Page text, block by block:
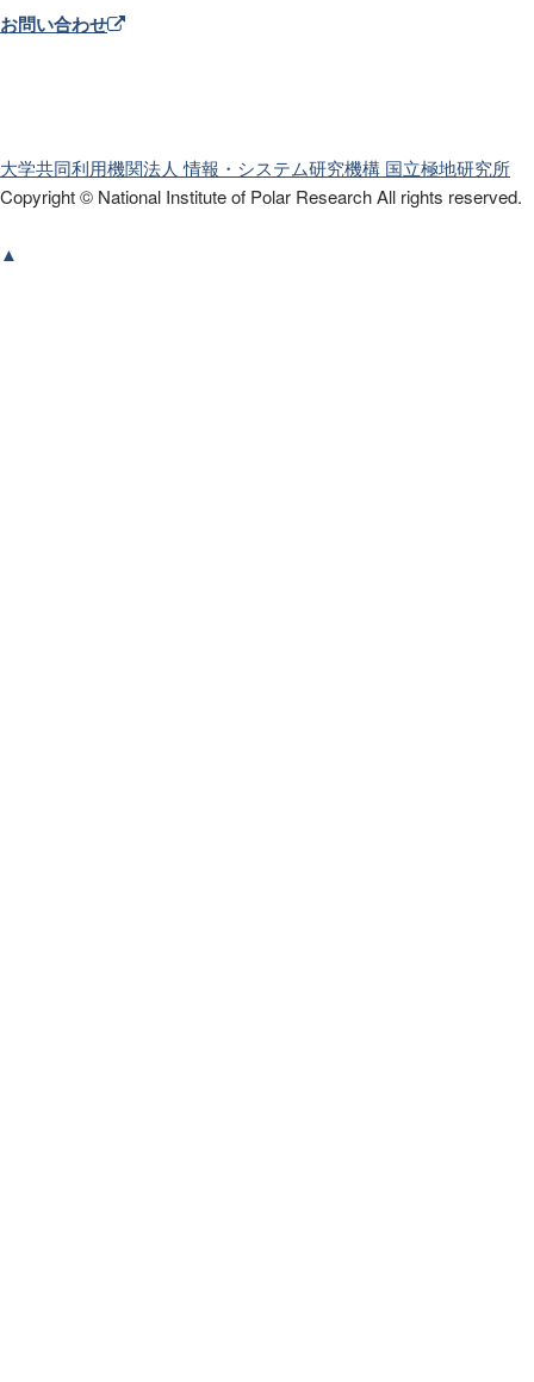
お問い合わせ
大学共同利用機関法人 情報・システム研究機構 国立極地研究所
Copyright © National Institute of Polar ResearchAll rights reserved.
▲